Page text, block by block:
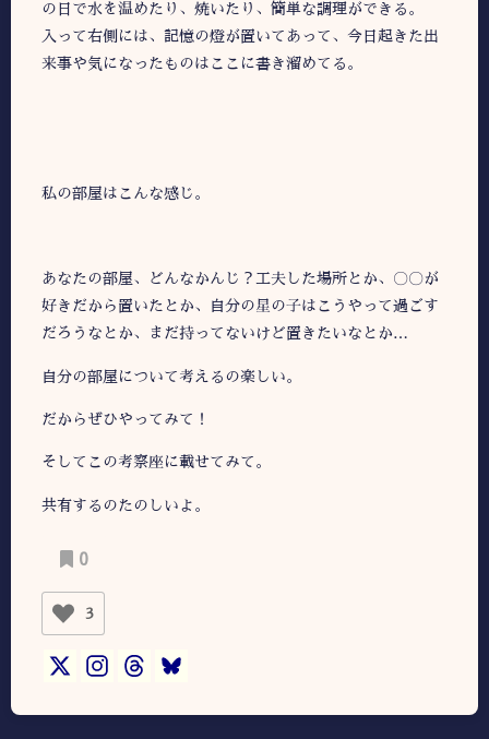
の日で水を温めたり、焼いたり、簡単な調理ができる。
入って右側には、記憶の燈が置いてあって、今日起きた出
来事や気になったものはここに書き溜めてる。
私の部屋はこんな感じ。
あなたの部屋、どんなかんじ？工夫した場所とか、〇〇が
好きだから置いたとか、自分の星の子はこうやって過ごす
だろうなとか、まだ持ってないけど置きたいなとか…
自分の部屋について考えるの楽しい。
だからぜひやってみて！
そしてこの考察座に載せてみて。
共有するのたのしいよ。
0
3